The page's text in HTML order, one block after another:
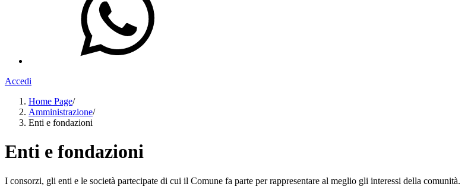
Accedi
Home Page/
Amministrazione/
Enti e fondazioni
Enti e fondazioni
I consorzi, gli enti e le società partecipate di cui il Comune fa parte per rappresentare al meglio gli interessi della comunità.